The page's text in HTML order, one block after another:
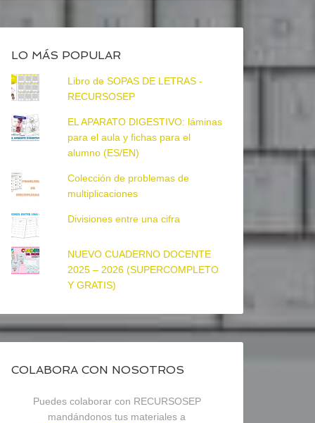
LO MÁS POPULAR
Libro de SOPAS DE LETRAS -
RECURSOSEP
EL APARATO DIGESTIVO: láminas
para el aula y fichas para el
alumno (ES/EN)
Colección de problemas de
multiplicaciones
Divisiones entre una cifra
NUEVO CUADERNO DOCENTE
2025 – 2026 (SUPERCOMPLETO
Y GRATIS)
COLABORA CON NOSOTROS
Puedes colaborar con RECURSOSEP
mandándonos tus materiales a